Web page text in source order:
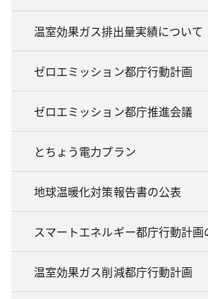
温室効果ガス排出量実績について
ゼロエミッション都庁行動計画
ゼロエミッション都庁推進会議
とちょう電力プラン
地球温暖化対策報告書の公表
スマートエネルギー都庁行動計画
温室効果ガス削減都庁行動計画